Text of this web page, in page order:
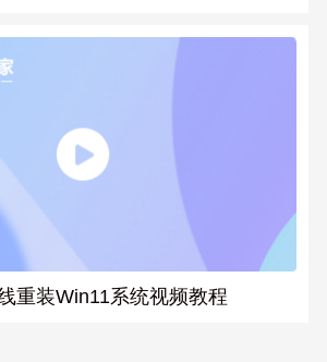
重装Win11系统视频教程